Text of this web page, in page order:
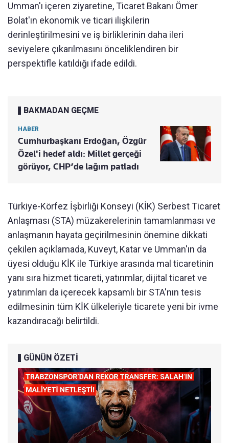
Umman'ı içeren ziyaretine, Ticaret Bakanı Ömer
Bolat'ın ekonomik ve ticari ilişkilerin
derinleştirilmesini ve iş birliklerinin daha ileri
seviyelere çıkarılmasını önceliklendiren bir
perspektifle katıldığı ifade edildi.
BAKMADAN GEÇME
HABER
Cumhurbaşkanı Erdoğan, Özgür
Özel'i hedef aldı: Millet gerçeği
görüyor, CHP’de lağım patladı
Türkiye-Körfez İşbirliği Konseyi (KİK) Serbest Ticaret
Anlaşması (STA) müzakerelerinin tamamlanması ve
anlaşmanın hayata geçirilmesinin önemine dikkati
çekilen açıklamada, Kuveyt, Katar ve Umman'ın da
üyesi olduğu KİK ile Türkiye arasında mal ticaretinin
yanı sıra hizmet ticareti, yatırımlar, dijital ticaret ve
yatırımları da içerecek kapsamlı bir STA'nın tesis
edilmesinin tüm KİK ülkeleriyle ticarete yeni bir ivme
kazandıracağı belirtildi.
GÜNÜN ÖZETİ